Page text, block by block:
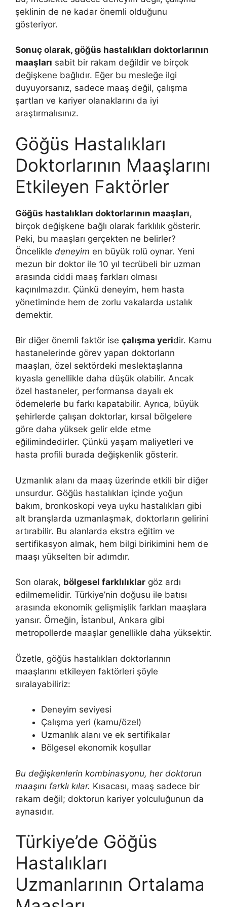
şeklinin de ne kadar önemli olduğunu
gösteriyor.
Sonuç olarak, göğüs hastalıkları doktorlarının
maaşları sabit bir rakam değildir ve birçok
değişkene bağlıdır. Eğer bu mesleğe ilgi
duyuyorsanız, sadece maaş değil, çalışma
şartları ve kariyer olanaklarını da iyi
araştırmalısınız.
Göğüs Hastalıkları
Doktorlarının Maaşlarını
Etkileyen Faktörler
Göğüs hastalıkları doktorlarının maaşları,
birçok değişkene bağlı olarak farklılık gösterir.
Peki, bu maaşları gerçekten ne belirler?
Öncelikle deneyim en büyük rolü oynar. Yeni
mezun bir doktor ile 10 yıl tecrübeli bir uzman
arasında ciddi maaş farkları olması
kaçınılmazdır. Çünkü deneyim, hem hasta
yönetiminde hem de zorlu vakalarda ustalık
demektir.
Bir diğer önemli faktör ise çalışma yeridir. Kamu
hastanelerinde görev yapan doktorların
maaşları, özel sektördeki meslektaşlarına
kıyasla genellikle daha düşük olabilir. Ancak
özel hastaneler, performansa dayalı ek
ödemelerle bu farkı kapatabilir. Ayrıca, büyük
şehirlerde çalışan doktorlar, kırsal bölgelere
göre daha yüksek gelir elde etme
eğilimindedirler. Çünkü yaşam maliyetleri ve
hasta profili burada değişkenlik gösterir.
Uzmanlık alanı da maaş üzerinde etkili bir diğer
unsurdur. Göğüs hastalıkları içinde yoğun
bakım, bronkoskopi veya uyku hastalıkları gibi
alt branşlarda uzmanlaşmak, doktorların gelirini
artırabilir. Bu alanlarda ekstra eğitim ve
sertifikasyon almak, hem bilgi birikimini hem de
maaşı yükselten bir adımdır.
Son olarak, bölgesel farklılıklar göz ardı
edilmemelidir. Türkiye’nin doğusu ile batısı
arasında ekonomik gelişmişlik farkları maaşlara
yansır. Örneğin, İstanbul, Ankara gibi
metropollerde maaşlar genellikle daha yüksektir.
Özetle, göğüs hastalıkları doktorlarının
maaşlarını etkileyen faktörleri şöyle
sıralayabiliriz:
Deneyim seviyesi
Çalışma yeri (kamu/özel)
Uzmanlık alanı ve ek sertifikalar
Bölgesel ekonomik koşullar
Bu değişkenlerin kombinasyonu, her doktorun
maaşını farklı kılar. Kısacası, maaş sadece bir
rakam değil; doktorun kariyer yolculuğunun da
aynasıdır.
Türkiye’de Göğüs
Hastalıkları
Uzmanlarının Ortalama